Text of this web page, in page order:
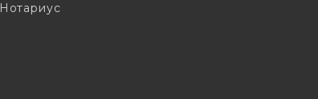
Нотариус